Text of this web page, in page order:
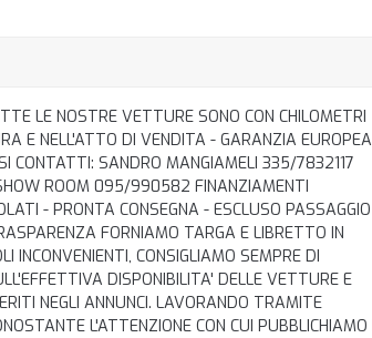
LE NOSTRE VETTURE SONO CON CHILOMETRI
E NELL'ATTO DI VENDITA - GARANZIA EUROPEA
CONTATTI: SANDRO MANGIAMELI 335/7832117
ROOM 095/990582 FINANZIAMENTI
- PRONTA CONSEGNA - ESCLUSO PASSAGGIO
FORNIAMO TARGA E LIBRETTO IN
INCONVENIENTI, CONSIGLIAMO SEMPRE DI
DISPONIBILITA' DELLE VETTURE E
NEGLI ANNUNCI. LAVORANDO TRAMITE
L'ATTENZIONE CON CUI PUBBLICHIAMO